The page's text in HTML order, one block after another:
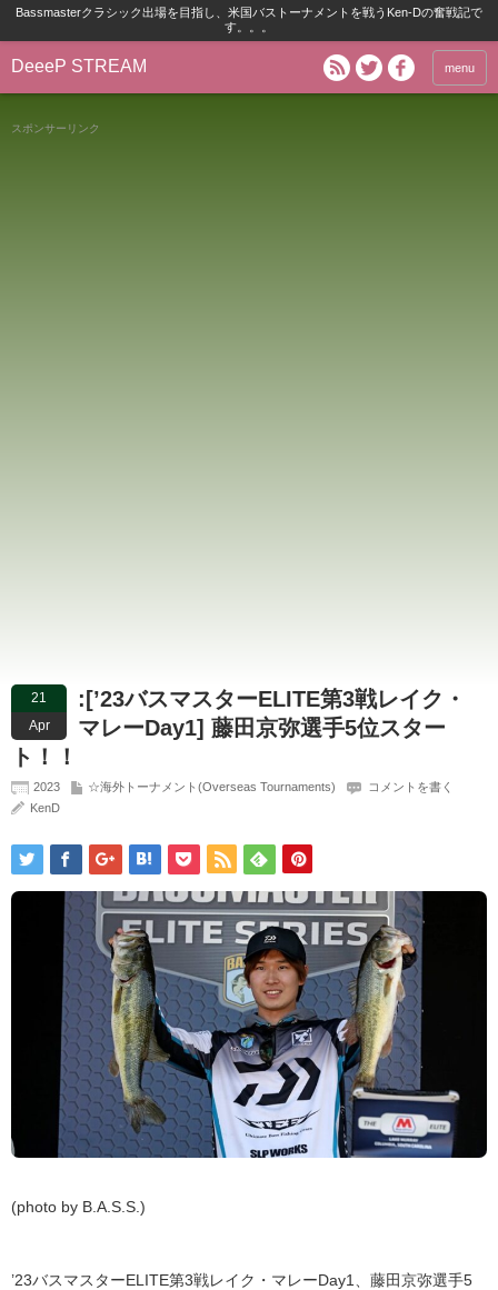
Bassmasterクラシック出場を目指し、米国バストーナメントを戦うKen-Dの奮戦記で
す。。。
DeeeP STREAM menu
スポンサーリンク
21
Apr
:[’23バスマスターELITE第3戦レイク・
マレーDay1] 藤田京弥選手5位スター
ト！！
2023 ☆海外トーナメント(Overseas Tournaments)
コメントを書く
KenD
(photo by B.A.S.S.)
’23バスマスターELITE第3戦レイク・マレーDay1、藤田京弥選手5